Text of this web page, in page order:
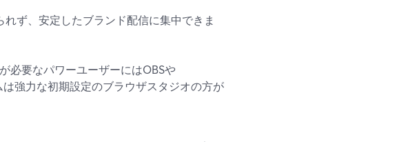
ず、安定したブランド配信に集中できま
必要なパワーユーザーにはOBSや
強力な初期設定のブラウザスタジオの方が